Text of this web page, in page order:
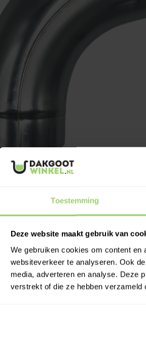
Toestemming
Deze website maakt gebruik van
We gebruiken cookies om content
websiteverkeer te analyseren. Ook
media, adverteren en analyse. Deze
verstrekt of die ze hebben
Specificaties